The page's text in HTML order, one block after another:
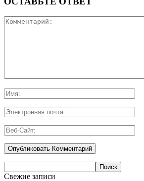
Свежие записи